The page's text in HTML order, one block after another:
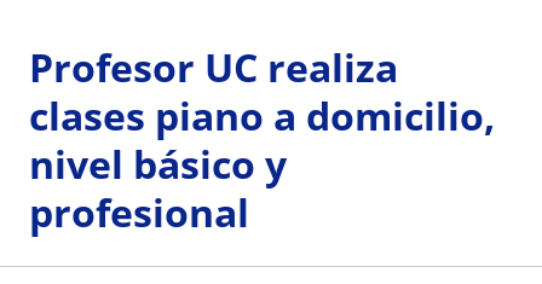
Profesor UC realiza
clases piano a domicilio,
nivel básico y
profesional